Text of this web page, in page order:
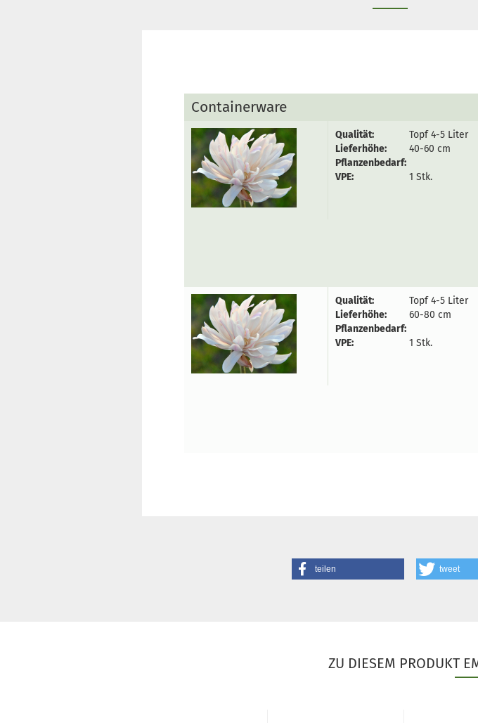
Containerware
Qualität:
Topf 4-5 Liter
Lieferhöhe:
40-60 cm
Pflanzenbedarf:
VPE:
1 Stk.
Qualität:
Topf 4-5 Liter
Lieferhöhe:
60-80 cm
Pflanzenbedarf:
VPE:
1 Stk.
teilen tweet
ZU DIESEM PRODUKT